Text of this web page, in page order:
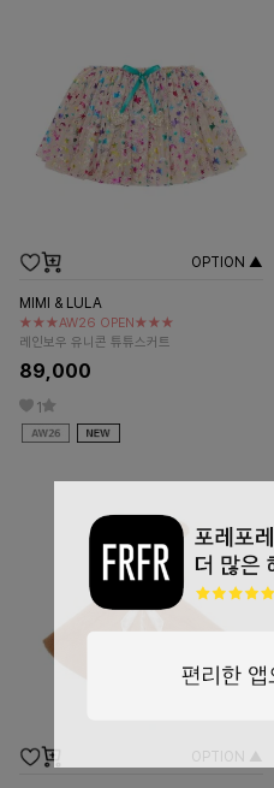
OPTION ▲
MIMI & LULA
★★★AW26 OPEN★★★
레인보우 유니콘 튜튜스커트
89,000
1
OPTION ▲